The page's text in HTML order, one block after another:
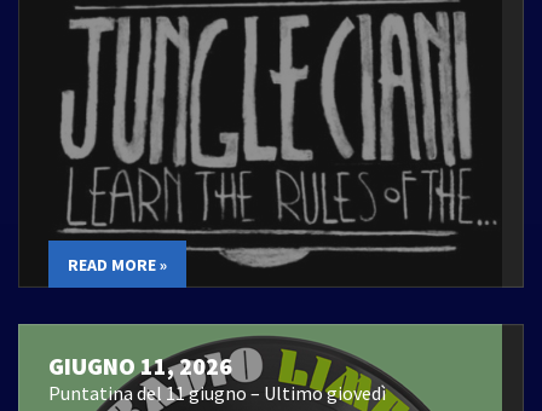
READ MORE »
GIUGNO 11, 2026
Puntatina del 11 giugno – Ultimo giovedì